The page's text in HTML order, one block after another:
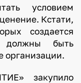
условием
Кстати,
создается
должны быть
организации.
закупило